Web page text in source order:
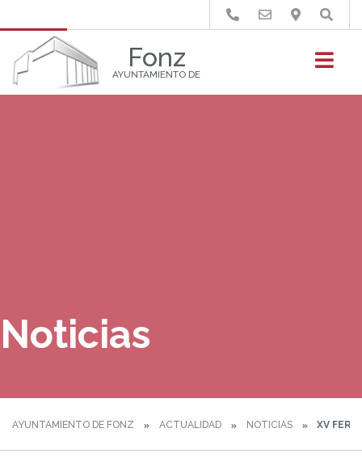
Fonz
AYUNTAMIENTO DE
Buscar
Noticias
AYUNTAMIENTO DE FONZ ACTUALIDAD NOTICIAS XV